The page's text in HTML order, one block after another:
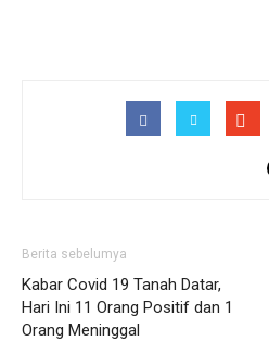
Berita sebelumya
Kabar Covid 19 Tanah Datar,
Hari Ini 11 Orang Positif dan 1
Orang Meninggal